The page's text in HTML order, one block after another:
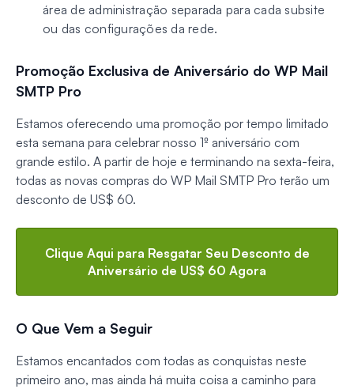
área de administração separada para cada subsite
ou das configurações da rede.
Promoção Exclusiva de Aniversário do WP Mail
SMTP Pro
Estamos oferecendo uma promoção por tempo limitado
esta semana para celebrar nosso 1º aniversário com
grande estilo. A partir de hoje e terminando na sexta-feira,
todas as novas compras do WP Mail SMTP Pro terão um
desconto de US$ 60.
Clique Aqui para Resgatar Seu Desconto de
Aniversário de US$ 60 Agora
O Que Vem a Seguir
Estamos encantados com todas as conquistas neste
primeiro ano, mas ainda há muita coisa a caminho para